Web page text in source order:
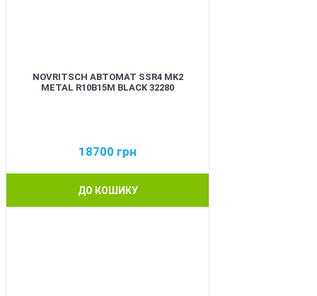
NOVRITSCH АВТОМАТ SSR4 MK2
METAL R10B15M BLACK 32280
18700 грн
ДО КОШИКУ